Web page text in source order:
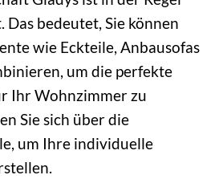
bedeutet, Sie können
wie Eckteile, Anbausofas
um die perfekte
Ihr Wohnzimmer zu
Sie sich über die
um Ihre individuelle